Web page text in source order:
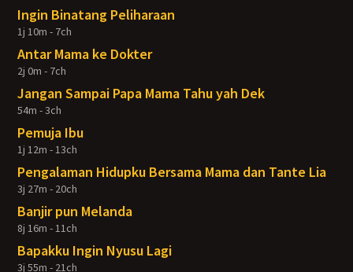
Ingin Binatang Peliharaan
1j 10m - 7ch
Antar Mama ke Dokter
2j 0m - 7ch
Jangan Sampai Papa Mama Tahu yah Dek
54m - 3ch
Pemuja Ibu
1j 12m - 13ch
Pengalaman Hidupku Bersama Mama dan Tante Lia
3j 27m - 20ch
Banjir pun Melanda
8j 16m - 11ch
Bapakku Ingin Nyusu Lagi
3j 55m - 21ch